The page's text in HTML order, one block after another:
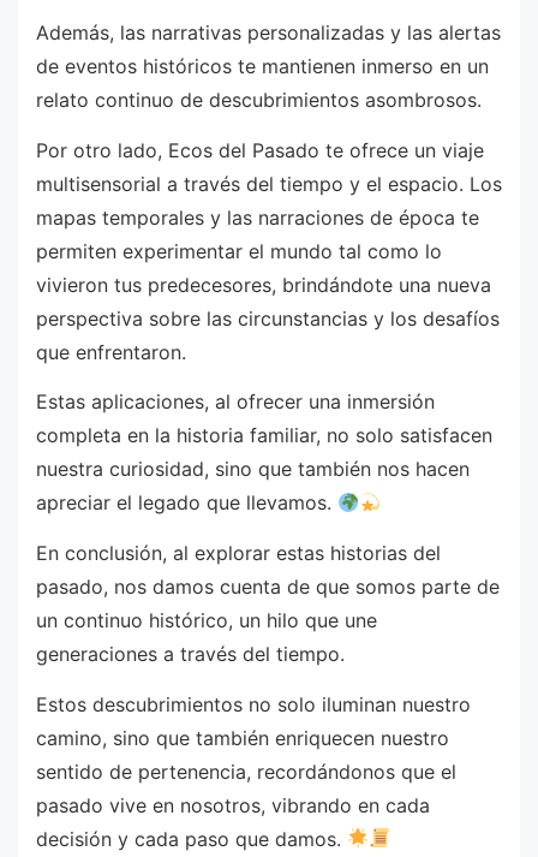
Además, las narrativas personalizadas y las alertas
de eventos históricos te mantienen inmerso en un
relato continuo de descubrimientos asombrosos.
Por otro lado, Ecos del Pasado te ofrece un viaje
multisensorial a través del tiempo y el espacio. Los
mapas temporales y las narraciones de época te
permiten experimentar el mundo tal como lo
vivieron tus predecesores, brindándote una nueva
perspectiva sobre las circunstancias y los desafíos
que enfrentaron.
Estas aplicaciones, al ofrecer una inmersión
completa en la historia familiar, no solo satisfacen
nuestra curiosidad, sino que también nos hacen
apreciar el legado que llevamos.
En conclusión, al explorar estas historias del
pasado, nos damos cuenta de que somos parte de
un continuo histórico, un hilo que une
generaciones a través del tiempo.
Estos descubrimientos no solo iluminan nuestro
camino, sino que también enriquecen nuestro
sentido de pertenencia, recordándonos que el
pasado vive en nosotros, vibrando en cada
decisión y cada paso que damos.